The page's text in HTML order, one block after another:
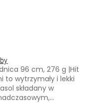
96 cm, 276 g |Hit
to wytrzymały i lekki
składany w